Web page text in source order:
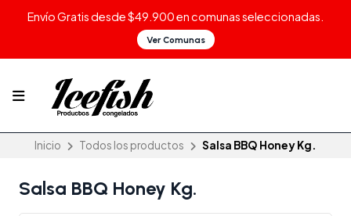
Envío Gratis desde $49.900 en comunas seleccionadas.
Ver Comunas
Inicio Todos los productos Salsa BBQ Honey Kg.
Salsa BBQ Honey Kg.